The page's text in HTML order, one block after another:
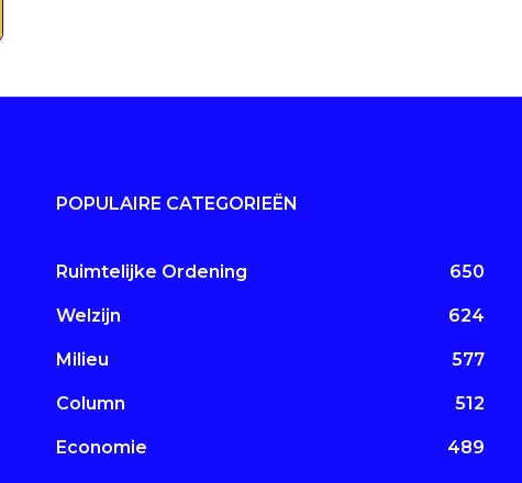
POPULAIRE CATEGORIEËN
Ruimtelijke Ordening 650
Welzijn 624
Milieu 577
Column 512
Economie 489